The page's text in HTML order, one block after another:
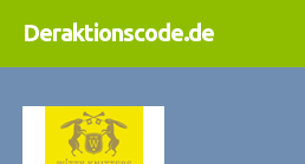
Deraktionscode.de